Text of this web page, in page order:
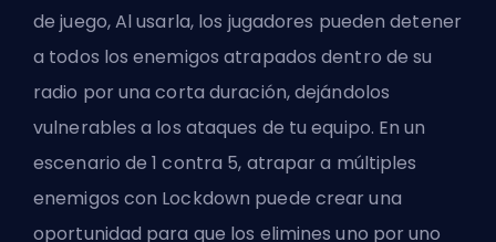
de juego, Al usarla, los jugadores pueden detener
a todos los enemigos atrapados dentro de su
radio por una corta duración, dejándolos
vulnerables a los ataques de tu equipo. En un
escenario de 1 contra 5, atrapar a múltiples
enemigos con Lockdown puede crear una
oportunidad para que los elimines uno por uno